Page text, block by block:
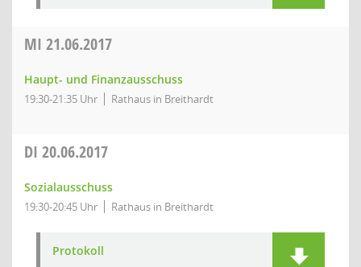
MI 21.06.2017
Haupt- und Finanzausschuss
19:30-21:35 Uhr Rathaus in Breithardt
DI 20.06.2017
Sozialausschuss
19:30-20:45 Uhr Rathaus in Breithardt
Protokoll